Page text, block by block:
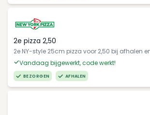
2e pizza 2,50
2e NY-style 25cm pizza voor 2,50 bij afhalen
Vandaag bijgewerkt, code werkt!
BEZORGEN AFHALEN